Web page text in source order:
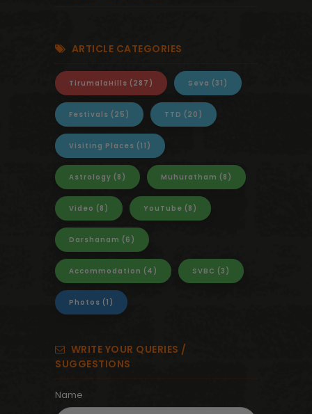
ARTICLE CATEGORIES
TirumalaHills (287) Seva (31)
Festivals (25) TTD (20)
Visiting Places (11)
Astrology (8) Muhuratham (8)
Video (8) YouTube (8)
Darshanam (6)
Accommodation (4) SVBC (3)
Photos (1)
WRITE YOUR QUERIES /
SUGGESTIONS
Name